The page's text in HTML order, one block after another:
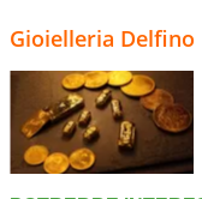
Gioielleria Delfino